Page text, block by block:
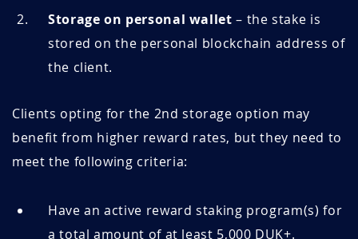
Storage on personal wallet – the stake is
stored on the personal blockchain address of
the client.
Clients opting for the 2nd storage option may
benefit from higher reward rates, but they need to
meet the following criteria:
Have an active reward staking program(s) for
a total amount of at least 5,000 DUK+.